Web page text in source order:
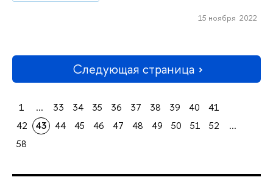
15 ноября 2022
Следующая страница
1 ... 33 34 35 36 37 38 39 40
41
42
43 44 45 46 47 48 49 50 51 52
...
58